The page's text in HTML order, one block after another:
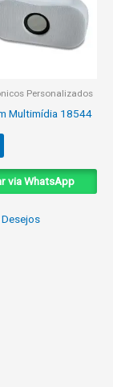
Personalizados
Multimídia 18544
via WhatsApp